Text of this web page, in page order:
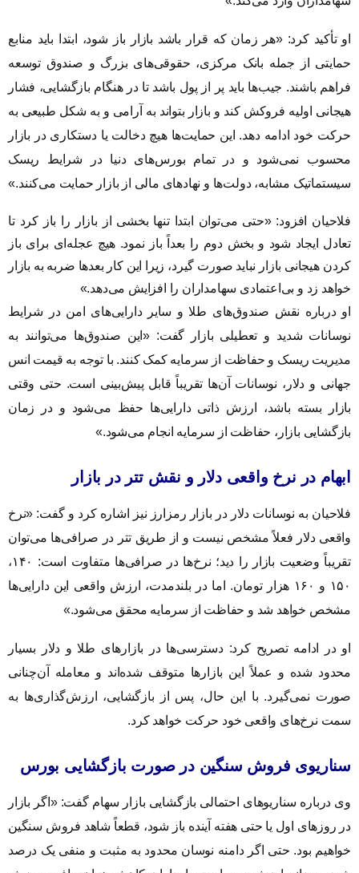
او تأکید کرد: «هر زمان که قرار باشد بازار باز شود، ابتدا باید منابع
حمایتی از جمله بانک مرکزی، حقوقی‌های بزرگ و صندوق توسعه
فراهم باشند. جیب‌ها باید پر از پول باشد تا در هنگام بازگشایی، فشار
هیجانی اولیه فروکش کند و بازار بتواند به آرامی و به شکل طبیعی به
حرکت خود ادامه دهد. این حمایت‌ها هیچ دخالت یا دستکاری در بازار
محسوب نمی‌شود و در تمام بورس‌های دنیا در شرایط ریسک
سیستماتیک مشابه، دولت‌ها و نهادهای مالی از بازار حمایت می‌کنند.»
فلاحیان افزود: «حتی می‌توان ابتدا تنها بخشی از بازار را باز کرد تا
تعادل ایجاد شود و بخش دوم را بعداً باز نمود. هیچ عجله‌ای برای باز
کردن هیجانی بازار نباید صورت گیرد، زیرا این کار بعدها ضربه به بازار
خواهد زد و بی‌اعتمادی سهامداران را افزایش می‌دهد.»
او درباره نقش صندوق‌های طلا و سایر دارایی‌های امن در شرایط
نوسانات شدید و تعطیلی بازار گفت: «این صندوق‌ها می‌توانند به
مدیریت ریسک و حفاظت از سرمایه کمک کنند. با توجه به قیمت انس
جهانی و دلار، نوسانات آن‌ها تقریباً قابل پیش‌بینی است. حتی وقتی
بازار بسته باشد، ارزش ذاتی دارایی‌ها حفظ می‌شود و در زمان
بازگشایی بازار، حفاظت از سرمایه انجام می‌شود.»
ابهام در نرخ واقعی دلار و نقش تتر در بازار
فلاحیان به نوسانات دلار در بازار رمزارز نیز اشاره کرد و گفت: «نرخ
واقعی دلار فعلاً مشخص نیست و از طریق تتر در صرافی‌ها می‌توان
تقریباً وضعیت بازار را دید؛ نرخ‌ها در صرافی‌ها متفاوت است: ۱۴۰،
۱۵۰ و ۱۶۰ هزار تومان. اما در بلندمدت، ارزش واقعی این دارایی‌ها
مشخص خواهد شد و حفاظت از سرمایه محقق می‌شود.»
او در ادامه تصریح کرد: دسترسی‌ها در بازارهای طلا و دلار بسیار
محدود شده و عملاً این بازارها متوقف شده‌اند و معامله آن‌چنانی
صورت نمی‌گیرد. با این حال، پس از بازگشایی، ارزش‌گذاری‌ها به
سمت نرخ‌های واقعی خود حرکت خواهد کرد.
سناریوی فروش سنگین در صورت بازگشایی بورس
وی درباره سناریوهای احتمالی بازگشایی بازار سهام گفت: «اگر بازار
در روزهای اول یا حتی هفته آینده باز شود، قطعاً شاهد فروش سنگین
خواهیم بود. حتی اگر دامنه نوسان محدود به مثبت و منفی یک درصد